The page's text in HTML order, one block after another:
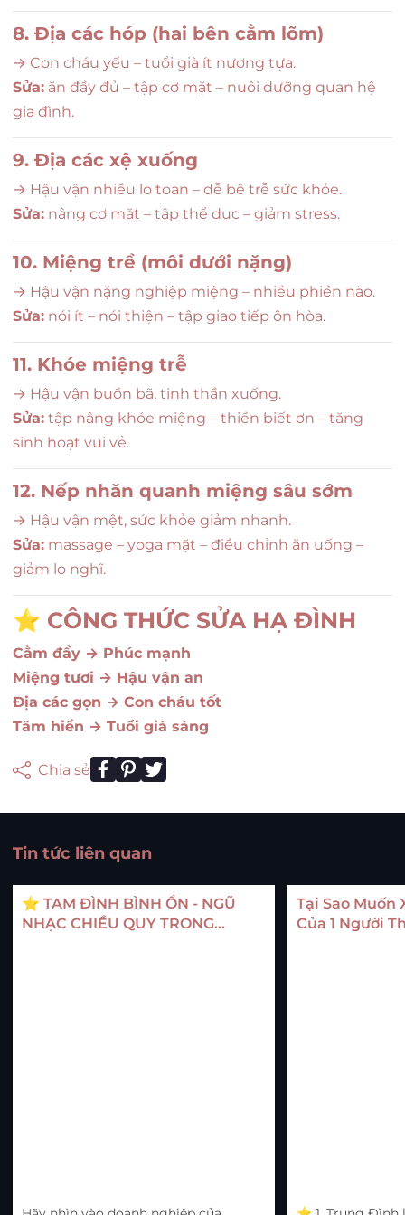
8. Địa các hóp (hai bên cằm lõm)
→ Con cháu yếu – tuổi già ít nương tựa.
Sửa: ăn đầy đủ – tập cơ mặt – nuôi dưỡng quan hệ
gia đình.
9. Địa các xệ xuống
→ Hậu vận nhiều lo toan – dễ bê trễ sức khỏe.
Sửa: nâng cơ mặt – tập thể dục – giảm stress.
10. Miệng trề (môi dưới nặng)
→ Hậu vận nặng nghiệp miệng – nhiều phiền não.
Sửa: nói ít – nói thiện – tập giao tiếp ôn hòa.
11. Khóe miệng trễ
→ Hậu vận buồn bã, tinh thần xuống.
Sửa: tập nâng khóe miệng – thiền biết ơn – tăng
sinh hoạt vui vẻ.
12. Nếp nhăn quanh miệng sâu sớm
→ Hậu vận mệt, sức khỏe giảm nhanh.
Sửa: massage – yoga mặt – điều chỉnh ăn uống –
giảm lo nghĩ.
⭐ CÔNG THỨC SỬA HẠ ĐÌNH
Cằm đầy → Phúc mạnh
Miệng tươi → Hậu vận an
Địa các gọn → Con cháu tốt
Tâm hiền → Tuổi già sáng
Chia sẻ
Tin tức liên quan
⭐ TAM ĐÌNH BÌNH ỔN - NGŨ
NHẠC CHIỀU QUY TRONG
Tại Sao Muốn
Của 1 Người